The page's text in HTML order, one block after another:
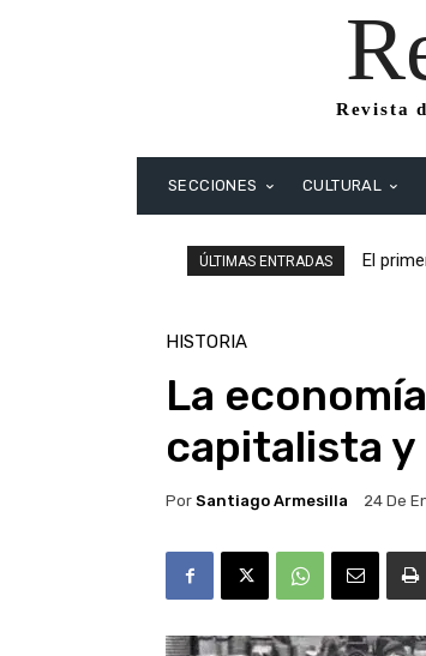
Revista
SECCIONES CULTURAL
ÚLTIMAS ENTRADAS
ElEl
HISTORIA
La
capitalista y
Por Santiago Armesilla 24 De